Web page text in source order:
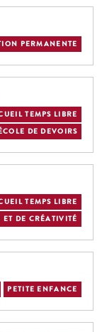
PERMANENTE
TEMPS LIBRE
DE DEVOIRS
TEMPS LIBRE
DE CRÉATIVITÉ
PETITE ENFANCE